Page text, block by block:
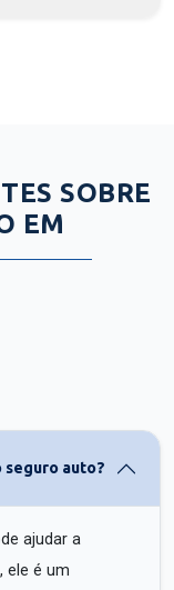
SOBRE
EM
seguro auto?
ajudar a
ele é um